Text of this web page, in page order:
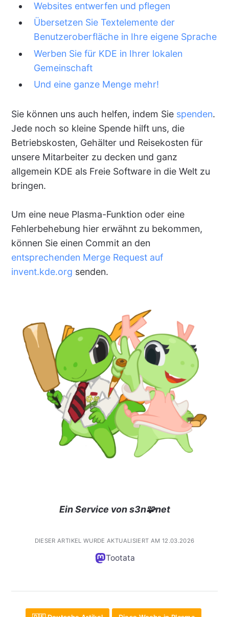
Websites entwerfen und pflegen
Übersetzen Sie Textelemente der
Benutzeroberfläche in Ihre eigene Sprache
Werben Sie für KDE in Ihrer lokalen
Gemeinschaft
Und eine ganze Menge mehr!
Sie können uns auch helfen, indem Sie spenden.
Jede noch so kleine Spende hilft uns, die
Betriebskosten, Gehälter und Reisekosten für
unsere Mitarbeiter zu decken und ganz
allgemein KDE als Freie Software in die Welt zu
bringen.
Um eine neue Plasma-Funktion oder eine
Fehlerbehebung hier erwähnt zu bekommen,
können Sie einen Commit an den
entsprechenden Merge Request auf
invent.kde.org senden.
Ein Service von s3n🧩net
DIESER ARTIKEL WURDE AKTUALISIERT AM 12.03.2026
Tootata